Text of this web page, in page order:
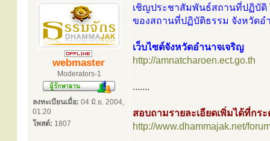
webmaster
Moderators-1
ลงทะเบียนเมื่อ: 04 มิ.ย. 2004,
01:20
โพสต์: 1807
เชิญประชาสัมพันธ์สถานที่ปฏิบัติ
ของสถานที่ปฏิบัติธรรม จังหวัดอ
เว็บไซต์จังหวัดอำนาจเจริญ
http://amnatcharoen.ect.go.th
.......
สอบถามรายละเอียดเพิ่มได้ที่กร
http://www.dhammajak.net/